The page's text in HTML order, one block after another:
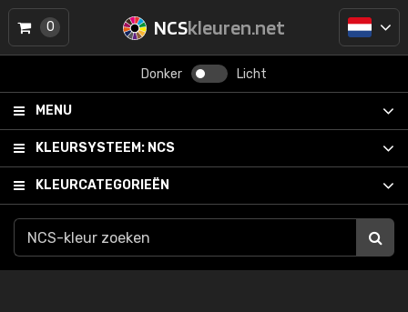
NCSkleuren.net
Donker Licht
MENU
KLEURSYSTEEM: NCS
KLEURCATEGORIEËN
0